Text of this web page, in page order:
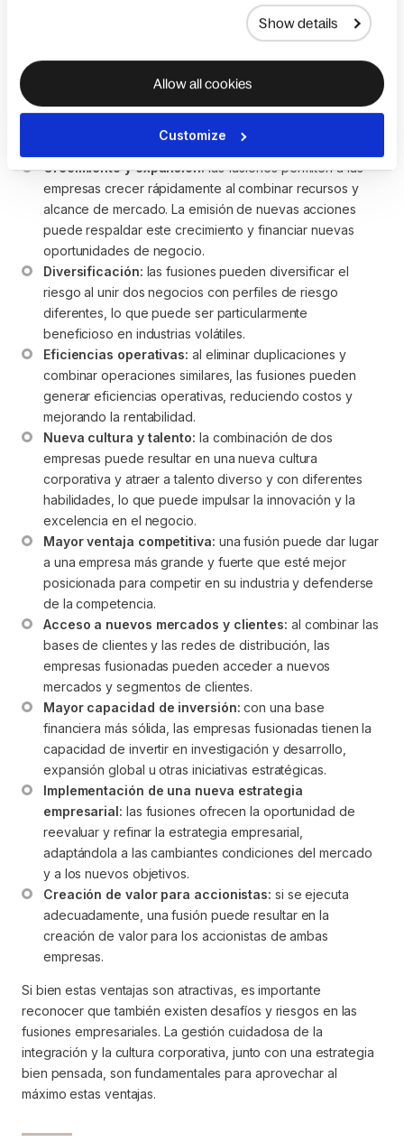
Show details
Allow all cookies
Customize
empresarial?
Las fusiones empresariales ofrecen una serie de ventajas
significativas para las partes involucradas. Algunas de las
ventajas clave incluyen:
Crecimiento y expansión: las fusiones permiten a las
empresas crecer rápidamente al combinar recursos y
alcance de mercado. La emisión de nuevas acciones
puede respaldar este crecimiento y financiar nuevas
oportunidades de negocio.
Diversificación: las fusiones pueden diversificar el
riesgo al unir dos negocios con perfiles de riesgo
diferentes, lo que puede ser particularmente
beneficioso en industrias volátiles.
Eficiencias operativas: al eliminar duplicaciones y
combinar operaciones similares, las fusiones pueden
generar eficiencias operativas, reduciendo costos y
mejorando la rentabilidad.
Nueva cultura y talento: la combinación de dos
empresas puede resultar en una nueva cultura
corporativa y atraer a talento diverso y con diferentes
habilidades, lo que puede impulsar la innovación y la
excelencia en el negocio.
Mayor ventaja competitiva: una fusión puede dar lugar
a una empresa más grande y fuerte que esté mejor
posicionada para competir en su industria y defenderse
de la competencia.
Acceso a nuevos mercados y clientes: al combinar las
bases de clientes y las redes de distribución, las
empresas fusionadas pueden acceder a nuevos
mercados y segmentos de clientes.
Mayor capacidad de inversión: con una base
financiera más sólida, las empresas fusionadas tienen la
capacidad de invertir en investigación y desarrollo,
expansión global u otras iniciativas estratégicas.
Implementación de una nueva estrategia
empresarial: las fusiones ofrecen la oportunidad de
reevaluar y refinar la estrategia empresarial,
adaptándola a las cambiantes condiciones del mercado
y a los nuevos objetivos.
Creación de valor para accionistas: si se ejecuta
adecuadamente, una fusión puede resultar en la
creación de valor para los accionistas de ambas
empresas.
Si bien estas ventajas son atractivas, es importante
reconocer que también existen desafíos y riesgos en las
fusiones empresariales. La gestión cuidadosa de la
integración y la cultura corporativa, junto con una estrategia
bien pensada, son fundamentales para aprovechar al
máximo estas ventajas.